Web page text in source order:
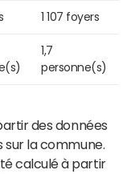
1 107 foyers
1,7
personne(s)
des données
sur la commune.
calculé à partir